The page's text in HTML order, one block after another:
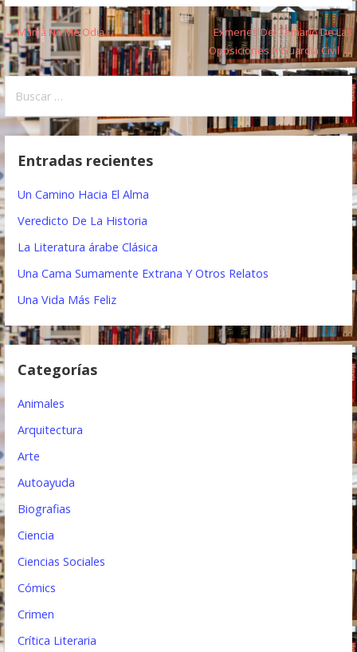
N
a
v
e
a
ó
n
d
n
d
a
← Mamá No Me Odia
Exmenes Del Temario De Las
Oposiciones A Guardia Civil →
s
Entradas recientes
Un Camino Hacia El Alma
Veredicto De La Historia
La Literatura árabe Clásica
Una Cama Sumamente Extrana Y Otros Relatos
Una Vida Más Feliz
Categorías
Animales
Arquitectura
Arte
Autoayuda
Biografias
Ciencia
Ciencias Sociales
Cómics
Crimen
Crítica Literaria